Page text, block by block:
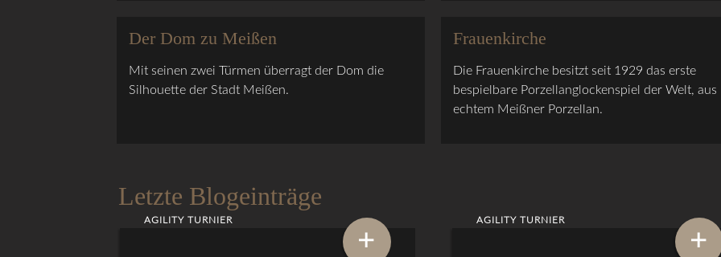
Der Dom zu Meißen
Mit seinen zwei Türmen überragt der Dom die
Silhouette der Stadt Meißen.
Frauenkirche
Die Frauenkirche besitzt seit 1929 das erste
bespielbare Porzellanglockenspiel der Welt, aus
echtem Meißner Porzellan.
Letzte Blogeinträge
AGILITY TURNIER
+
AGILITY TURNIER
+